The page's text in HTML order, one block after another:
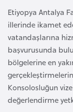
Etiyopya Antalya
illerinde ikamet
vatandaşlarına
başvurusunda
bölgelerine en
Konsolosluğun
değerlendirme
B
a
n
g
l
a
d
e